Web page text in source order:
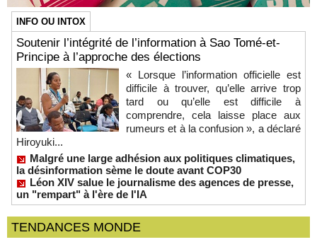
INFO OU INTOX
Soutenir l’intégrité de l’information à Sao Tomé-et-
Principe à l’approche des élections
« Lorsque l’information officielle est
difficile à trouver, qu’elle arrive trop
tard ou qu’elle est difficile à
comprendre, cela laisse place aux
rumeurs et à la confusion », a déclaré
Hiroyuki...
Malgré une large adhésion aux politiques climatiques,
la désinformation sème le doute avant COP30
Léon XIV salue le journalisme des agences de presse,
un "rempart" à l'ère de l'IA
TENDANCES MONDE